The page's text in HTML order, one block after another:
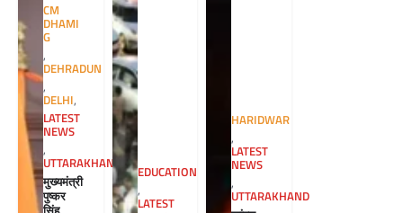
CM
DHAMI
G
,
DEHRADUN
,
DELHI,
LATEST
NEWS
,
UTTARAKHAND
मुख्यमंत्री
पुष्कर
EDUCATION
,
LATEST
HARIDWAR
,
LATEST
NEWS
,
UTTARAKHAND